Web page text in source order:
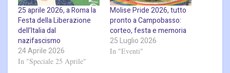
25 aprile 2026, a Roma la
Festa della Liberazione
dell’Italia dal
nazifascismo
24 Aprile 2026
In "Speciale 25 Aprile"
Molise Pride 2026, tutto
pronto a Campobasso:
corteo, festa e memoria
25 Luglio 2026
In "Eventi"